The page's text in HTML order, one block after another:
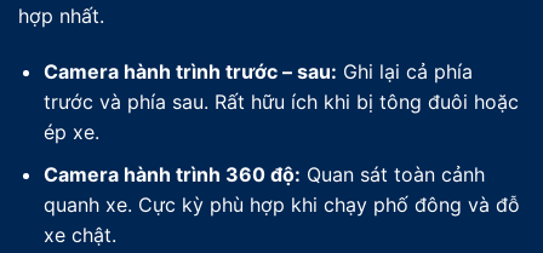
hợp nhất.
Camera hành trình trước – sau: Ghi lại cả phía
trước và phía sau. Rất hữu ích khi bị tông đuôi hoặc
ép xe.
Camera hành trình 360 độ: Quan sát toàn cảnh
quanh xe. Cực kỳ phù hợp khi chạy phố đông và đỗ
xe chật.